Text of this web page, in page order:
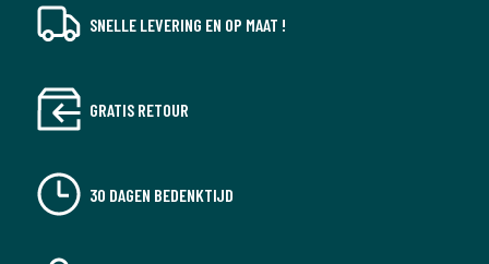
SNELLE LEVERING EN OP MAAT !
GRATIS RETOUR
30 DAGEN BEDENKTIJD